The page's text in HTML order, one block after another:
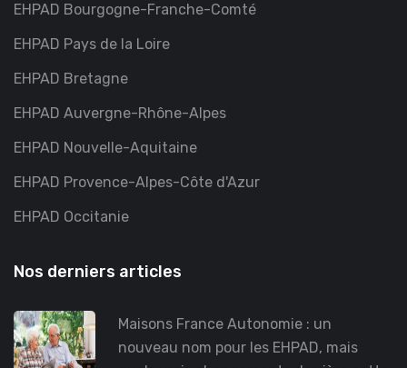
EHPAD Bourgogne-Franche-Comté
EHPAD Pays de la Loire
EHPAD Bretagne
EHPAD Auvergne-Rhône-Alpes
EHPAD Nouvelle-Aquitaine
EHPAD Provence-Alpes-Côte d'Azur
EHPAD Occitanie
Nos derniers articles
Maisons France Autonomie : un
nouveau nom pour les EHPAD, mais